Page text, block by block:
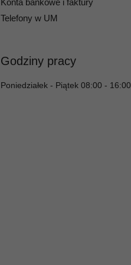
Konta bankowe i faktury
Telefony w UM
Godziny pracy
Poniedziałek - Piątek 08:00 - 16:00